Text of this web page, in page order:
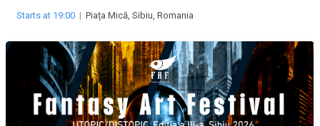
Starts at 19:00 | Piața Mică, Sibiu, Romania